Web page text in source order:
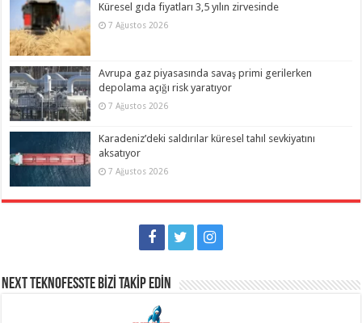
Küresel gıda fiyatları 3,5 yılın zirvesinde
7 Ağustos 2026
Avrupa gaz piyasasında savaş primi gerilerken
depolama açığı risk yaratıyor
7 Ağustos 2026
Karadeniz’deki saldırılar küresel tahıl sevkiyatını
aksatıyor
7 Ağustos 2026
NEXT TEKNOFESSTE BİZİ TAKİP EDİN